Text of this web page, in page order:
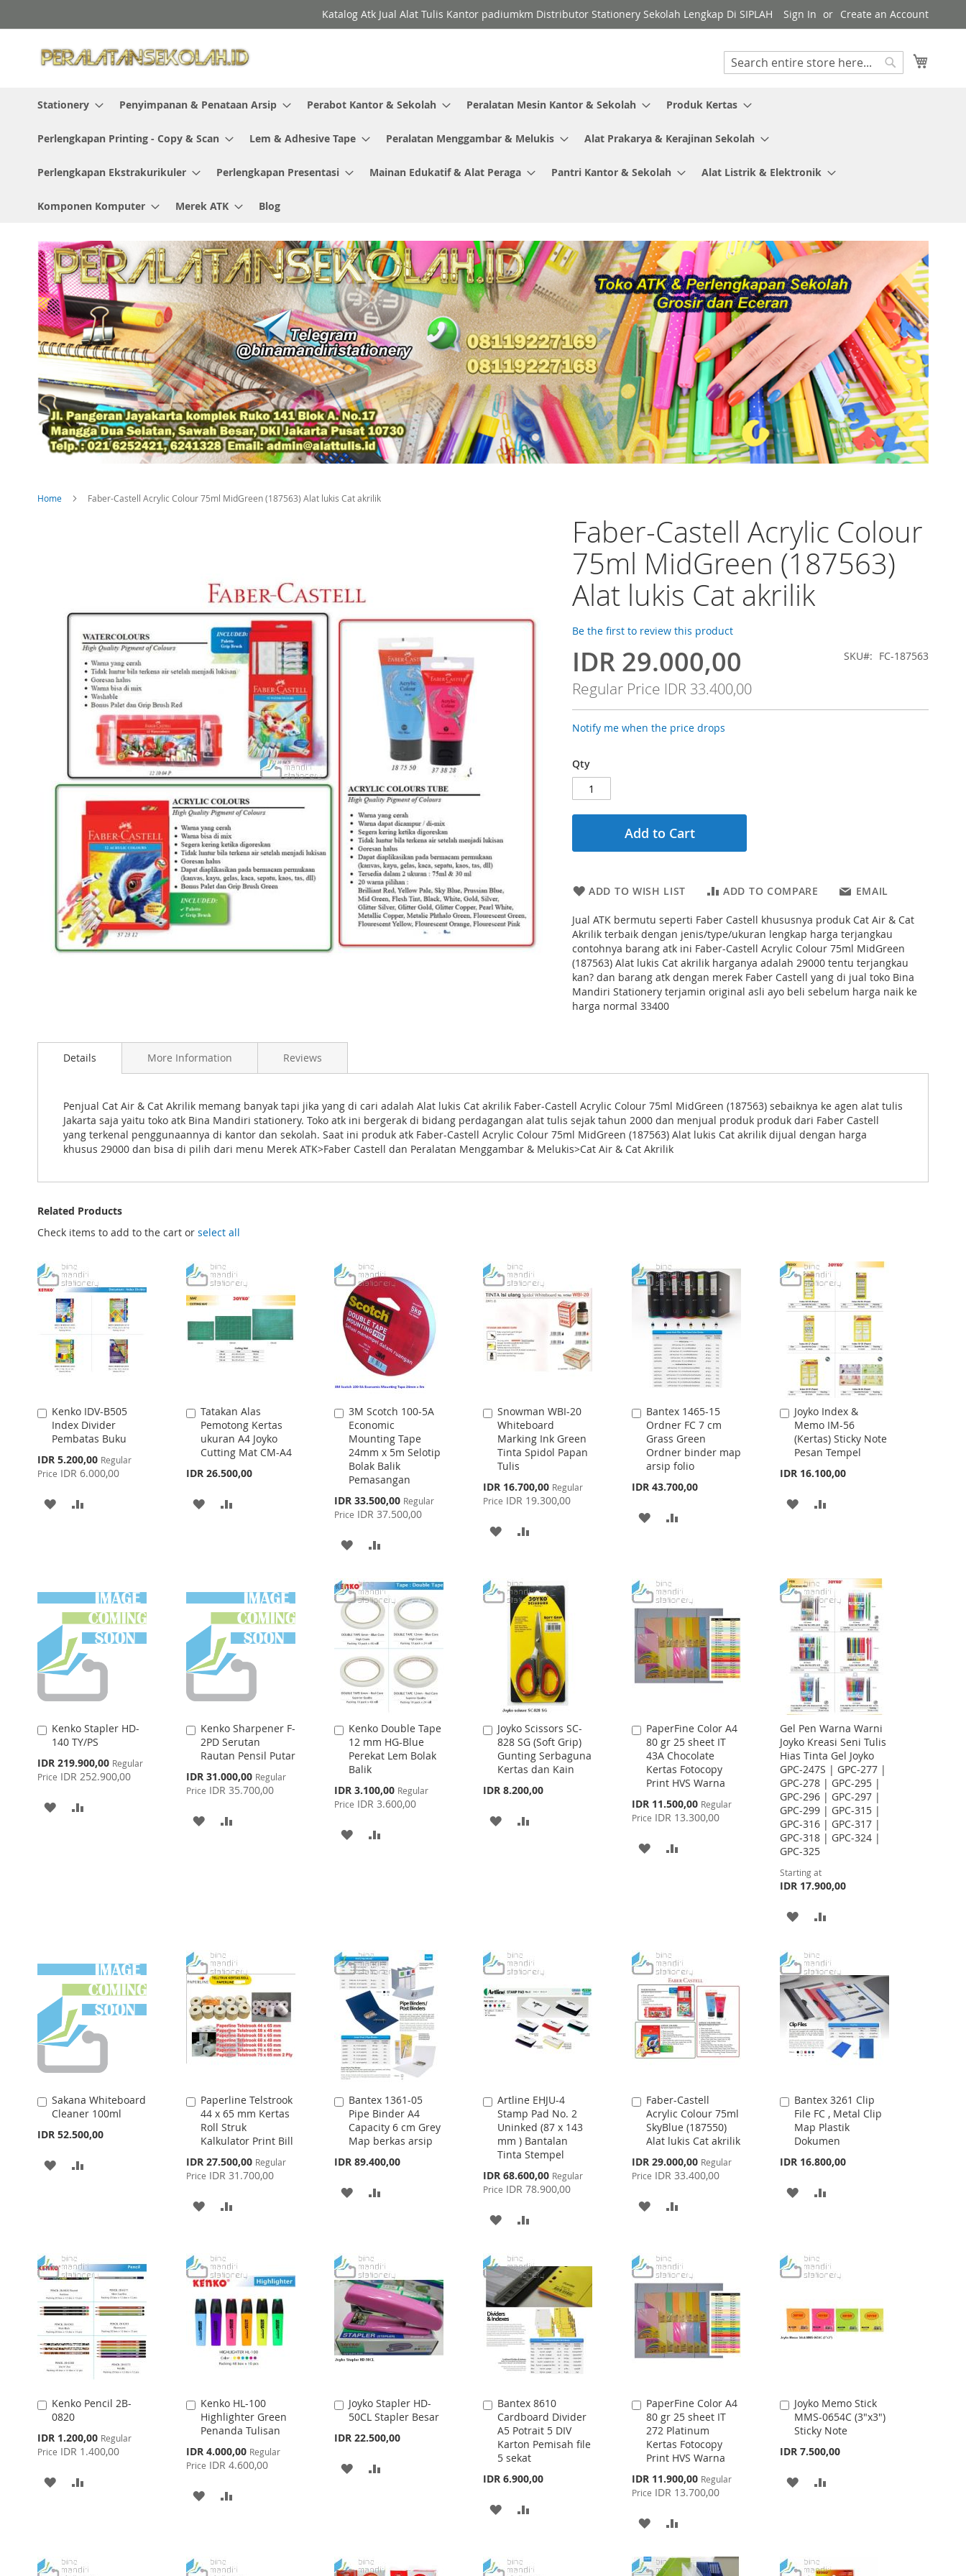
to
Katalog Atk Jual Alat Tulis Kantor padiumkm Distributor Stationery Sekolah Lengkap Di SIPLAH Sign In Create an Account
Search
Stationery
Penyimpanan & Penataan Arsip Perabot Kantor & Sekolah Peralatan Mesin Kantor & Sekolah Produk Kertas
Perlengkapan Printing - Copy & Scan Lem & Adhesive Tape Peralatan Menggambar & Melukis Alat Prakarya & Kerajinan Sekolah
Perlengkapan Ekstrakurikuler Perlengkapan Presentasi Mainan Edukatif & Alat Peraga Pantri Kantor & Sekolah Alat Listrik & Elektronik
Komponen Komputer Merek ATK Blog
Home Faber-Castell Acrylic Colour 75ml MidGreen (187563) Alat lukis Cat akrilik
Faber-Castell Acrylic Colour
75ml MidGreen (187563)
Alat lukis Cat akrilik
Be the first to review this product
Special
Price
IDR 29.000,00
Regular Price IDR 33.400,00
SKU FC-187563
Notify me when the price drops
Qty
Add to Cart
ADD TO WISH LIST ADD TO COMPARE EMAIL
Jual ATK bermutu seperti Faber Castell khususnya produk Cat Air & Cat
Akrilik terbaik dengan jenis/type/ukuran lengkap harga terjangkau
contohnya barang atk ini Faber-Castell Acrylic Colour 75ml MidGreen
(187563) Alat lukis Cat akrilik harganya adalah 29000 tentu terjangkau
kan? dan barang atk dengan merek Faber Castell yang di jual toko Bina
Mandiri Stationery terjamin original asli ayo beli sebelum harga naik ke
harga normal 33400
to
images
gallery
Details
Penjual Cat Air & Cat Akrilik memang banyak tapi jika yang di cari adalah Alat lukis Cat akrilik Faber-Castell Acrylic Colour 75ml MidGreen (187563) sebaiknya ke agen alat tulis
Jakarta saja yaitu toko atk Bina Mandiri stationery. Toko atk ini bergerak di bidang perdagangan alat tulis sejak tahun 2000 dan menjual produk produk dari Faber Castell
yang terkenal penggunaannya di kantor dan sekolah. Saat ini produk atk Faber-Castell Acrylic Colour 75ml MidGreen (187563) Alat lukis Cat akrilik dijual dengan harga
khusus 29000 dan bisa di pilih dari menu Merek ATK>Faber Castell dan Peralatan Menggambar & Melukis>Cat Air & Cat Akrilik
More Information Reviews
Related Products
Check items to add to the cart or select all
Kenko IDV-B505
Index Divider
Pembatas Buku
Special
Price
IDR 5.200,00 Regular
Price IDR 6.000,00
Add
to
Cart
ADD
Tatakan Alas
Pemotong Kertas
ukuran A4 Joyko
Cutting Mat CM-A4
IDR 26.500,00
Add
to
Cart
ADD
3M Scotch 100-5A
Economic
Mounting Tape
24mm x 5m Selotip
Bolak Balik
Pemasangan
Special
Price
IDR 33.500,00 Regular
Price IDR 37.500,00
Add
to
Cart
ADD
WISH
LIST
COMPARE
Snowman WBI-20
Whiteboard
Marking Ink Green
Tinta Spidol Papan
Tulis
Special
Price
IDR 16.700,00 Regular
Price IDR 19.300,00
Add
to
Cart
ADD
WISH
LIST
Bantex 1465-15
Ordner FC 7 cm
Grass Green
Ordner binder map
arsip folio
IDR 43.700,00
Add
to
Cart
ADD
LIST
Joyko Index &
Memo IM-56
(Kertas) Sticky Note
Pesan Tempel
IDR 16.100,00
Add
to
Cart
ADD
LIST
Kenko Stapler HD-
140 TY/PS
Special
Price
IDR 219.900,00 Regular
Price IDR 252.900,00
Add
to
Cart
ADD
Kenko Sharpener F-
2PD Serutan
Rautan Pensil Putar
Special
Price
IDR 31.000,00 Regular
Price IDR 35.700,00
Add
to
Cart
ADD
Kenko Double Tape
12 mm HG-Blue
Perekat Lem Bolak
Balik
Special
Price
IDR 3.100,00 Regular
Price IDR 3.600,00
Add
to
Cart
ADD
Joyko Scissors SC-
828 SG (Soft Grip)
Gunting Serbaguna
Kertas dan Kain
IDR 8.200,00
Add
to
Cart
ADD
PaperFine Color A4
80 gr 25 sheet IT
43A Chocolate
Kertas Fotocopy
Print HVS Warna
Special
Price
IDR 11.500,00 Regular
Price IDR 13.300,00
Add
to
Cart
ADD
Gel Pen Warna Warni
Joyko Kreasi Seni Tulis
Hias Tinta Gel Joyko
GPC-247S | GPC-277 |
GPC-278 | GPC-295 |
GPC-296 | GPC-297 |
GPC-299 | GPC-315 |
GPC-316 | GPC-317 |
GPC-318 | GPC-324 |
GPC-325
Starting at
IDR 17.900,00
ADD
WISH
LIST
COMPARE
Sakana Whiteboard
Cleaner 100ml
IDR 52.500,00
Add
to
Cart
ADD
Paperline Telstrook
44 x 65 mm Kertas
Roll Struk
Kalkulator Print Bill
Special
Price
IDR 27.500,00 Regular
Price IDR 31.700,00
Add
to
Cart
ADD
WISH
LIST
Bantex 1361-05
Pipe Binder A4
Capacity 6 cm Grey
Map berkas arsip
IDR 89.400,00
Add
to
Cart
ADD
LIST
Artline EHJU-4
Stamp Pad No. 2
Uninked (87 x 143
mm ) Bantalan
Tinta Stempel
Special
Price
IDR 68.600,00 Regular
Price IDR 78.900,00
Add
to
Cart
ADD
WISH
LIST
COMPARE
Faber-Castell
Acrylic Colour 75ml
SkyBlue (187550)
Alat lukis Cat akrilik
Special
Price
IDR 29.000,00 Regular
Price IDR 33.400,00
Add
to
Cart
ADD
WISH
LIST
Bantex 3261 Clip
File FC , Metal Clip
Map Plastik
Dokumen
IDR 16.800,00
Add
to
Cart
ADD
LIST
Kenko Pencil 2B-
0820
Special
Price
IDR 1.200,00 Regular
Price IDR 1.400,00
Add
to
Cart
ADD
LIST
Kenko HL-100
Highlighter Green
Penanda Tulisan
Special
Price
IDR 4.000,00 Regular
Price IDR 4.600,00
Add
to
Cart
ADD
LIST
Joyko Stapler HD-
50CL Stapler Besar
IDR 22.500,00
Add
to
Cart
ADD
Bantex 8610
Cardboard Divider
A5 Potrait 5 DIV
Karton Pemisah file
5 sekat
IDR 6.900,00
Add
to
Cart
ADD
WISH
PaperFine Color A4
80 gr 25 sheet IT
272 Platinum
Kertas Fotocopy
Print HVS Warna
Special
Price
IDR 11.900,00 Regular
Price IDR 13.700,00
Add
to
Cart
ADD
WISHCOMPARE
Joyko Memo Stick
MMS-0654C (3"x3")
Sticky Note
IDR 7.500,00
Add
to
Cart
ADD
LIST